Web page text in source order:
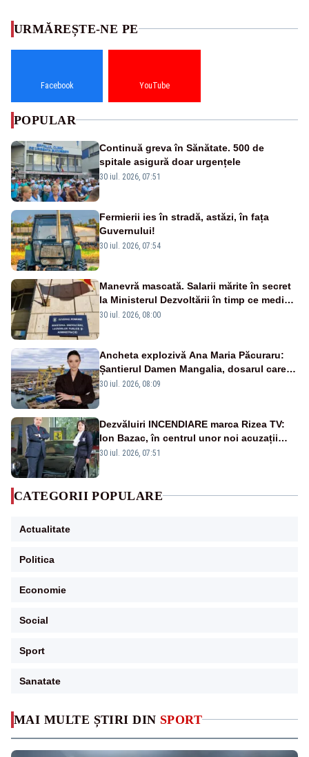
MAI MULTE ȘTIRI DIN SPORT
URMĂREȘTE-NE PE
Facebook YouTube
POPULAR
Continuă greva în Sănătate. 500 de
spitale asigură doar urgențele
30 iul. 2026, 07:51
Fermierii ies în stradă, astăzi, în fața
Guvernului!
30 iul. 2026, 07:54
Manevră mascată. Salarii mărite în secret
la Ministerul Dezvoltării în timp ce medicii
ies în stradă
30 iul. 2026, 08:00
Ancheta explozivă Ana Maria Păcuraru:
Șantierul Damen Mangalia, dosarul care
scufundă apărarea României
30 iul. 2026, 08:09
Dezvăluiri INCENDIARE marca Rizea TV:
Ion Bazac, în centrul unor noi acuzații
publice
30 iul. 2026, 07:51
CATEGORII POPULARE
Actualitate
Politica
Economie
Social
Sport
Sanatate